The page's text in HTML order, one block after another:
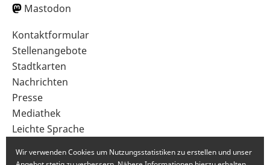
Mastodon
Sekundärnavigation
im
Fußbereich
Kontaktformular
Stellenangebote
Stadtkarten
Nachrichten
Presse
Mediathek
Leichte Sprache
Wir verwenden Cookies um Nutzungsstatistiken zu erstellen und unser